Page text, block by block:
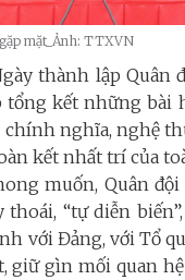
mặt_Ảnh: TTXVN
thành lập Quân
tổng kết những bài
nghĩa, nghệ
kết nhất trí của
muốn, Quân
“tự diễn
với Đảng, với Tổ
giữ gìn mối quan